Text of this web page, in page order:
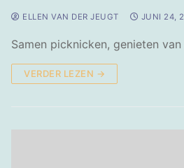
ELLEN VAN DER JEUGT JUNI 24,
Samen picknicken, genieten
VERDER LEZEN →